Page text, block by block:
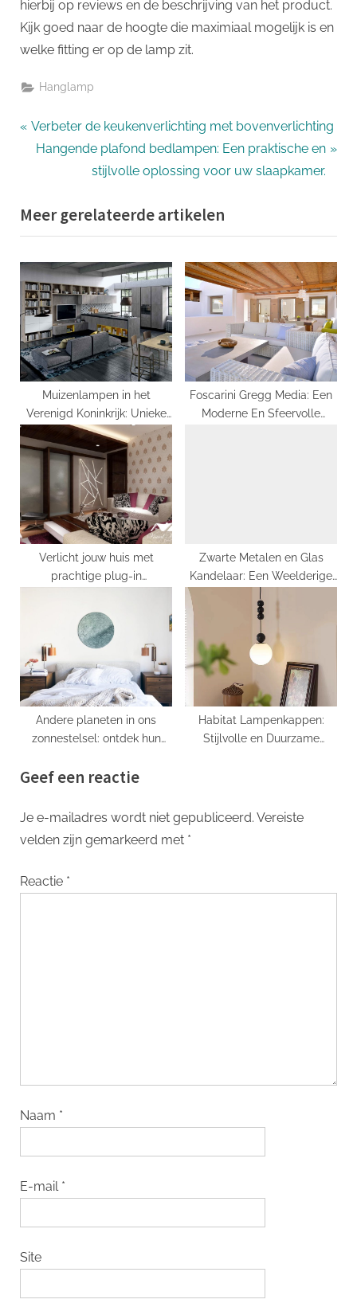
hierbij op reviews en de beschrijving van het product.
Kijk goed naar de hoogte die maximiaal mogelijk is en
welke fitting er op de lamp zit.
Hanglamp
Bericht
navigatie
P
o
u
s
P
o
s
t
Verbeter de keukenverlichting met bovenverlichting
N
t
P
o
s
t
Hangende plafond bedlampen: Een praktische en
stijlvolle oplossing voor uw slaapkamer.
Meer gerelateerde artikelen
Muizenlampen in het
Verenigd Koninkrijk: Unieke
en Schattige
Verlichtingsopties!
Foscarini Gregg Media: Een
Moderne En Sfeervolle
Verlicht jouw huis met
prachtige plug-in
Zwarte Metalen en Glas
Kandelaar: Een Weelderige
Toevoeging aan Je Interieur
Andere planeten in ons
zonnestelsel: ontdek hun
Habitat Lampenkappen:
Stijlvolle en Duurzame
Geef een reactie
Je e-mailadres wordt niet gepubliceerd. Vereiste
velden zijn gemarkeerd met *
Reactie *
Naam *
E-mail *
Site